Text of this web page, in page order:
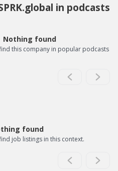
in podcasts
Nothing found
this company in popular podcasts
found
job listings in this context.